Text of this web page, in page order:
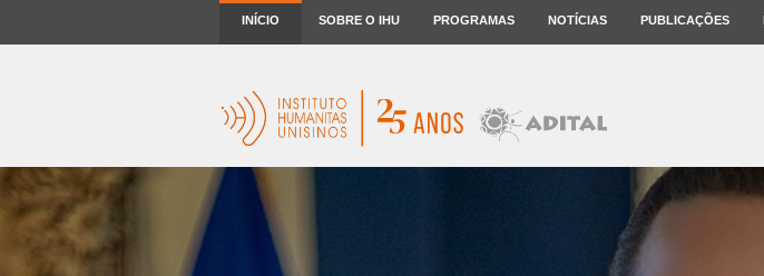
INÍCIO SOBRE O IHU PROGRAMAS NOTÍCIAS PUBLICAÇÕES